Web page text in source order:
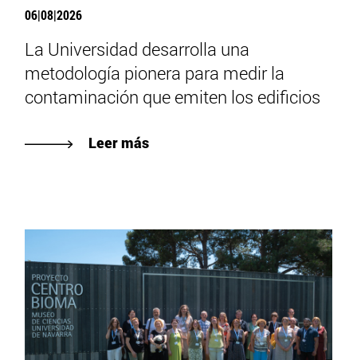
06|08|2026
La Universidad desarrolla una
metodología pionera para medir la
contaminación que emiten los edificios
Leer más